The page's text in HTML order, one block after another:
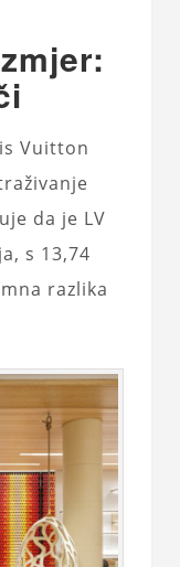
Vuitton
da je LV
s 13,74
razlika